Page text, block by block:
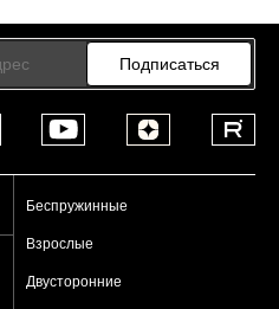
Подписаться
Беспружинные
Взрослые
Двусторонние